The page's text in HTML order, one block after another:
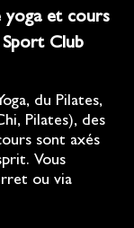
yoga et cours
Club
du Pilates,
Pilates), des
sont axés
Vous
ou via